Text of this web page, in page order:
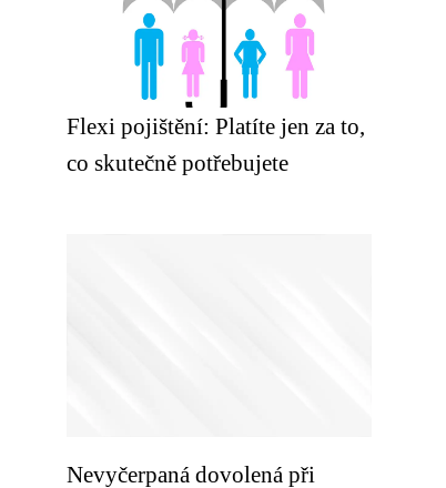
Flexi pojištění: Platíte jen za to,
co skutečně potřebujete
Nevyčerpaná dovolená při